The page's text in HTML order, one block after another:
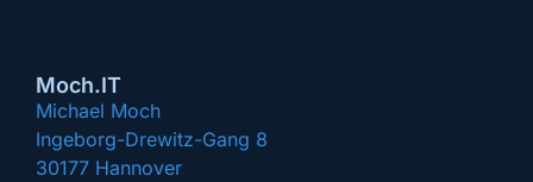
Moch.IT
Michael Moch
Ingeborg-Drewitz-Gang 8
30177 Hannover